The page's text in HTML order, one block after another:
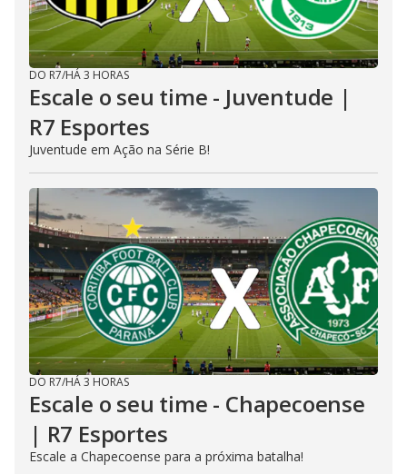
DO R7/HÁ 3 HORAS
Escale o seu time - Juventude |
R7 Esportes
Juventude em Ação na Série B!
DO R7/HÁ 3 HORAS
Escale o seu time - Chapecoense
| R7 Esportes
Escale a Chapecoense para a próxima batalha!